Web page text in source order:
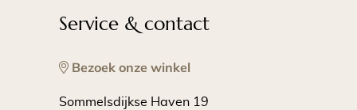
Service & contact
Bezoek onze winkel
Sommelsdijkse Haven 19